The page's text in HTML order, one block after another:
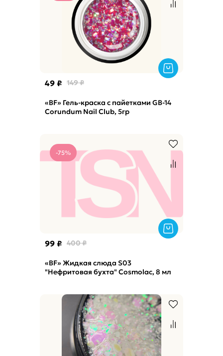
49 ₽ 149 ₽
«BF» Гель-краска с пайетками GB-14
Corundum Nail Club, 5гр
-75%
99 ₽ 400 ₽
«BF» Жидкая слюда S03
"Нефритовая бухта" Cosmolac, 8 мл